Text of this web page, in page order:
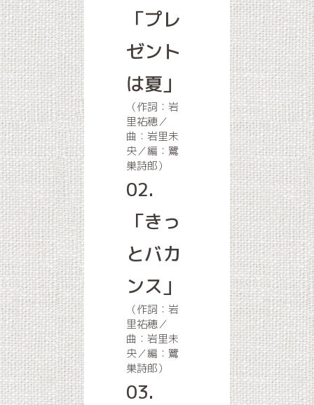
「プレ
ゼント
は夏」
（作詞：岩
里祐穂／
曲：岩里未
央／編：鷺
巣詩郎）
02.
「きっ
とバカ
ンス」
（作詞：岩
里祐穂／
曲：岩里未
央／編：鷺
巣詩郎）
03.